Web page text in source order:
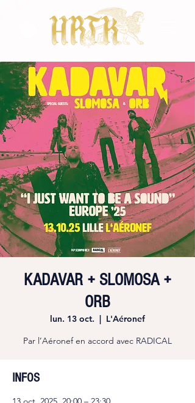
KADAVAR + SLOMOSA +
ORB
lun. 13 oct.
  |
L'Aéronef
Par l’Aéronef en accord avec RADICAL
INFOS